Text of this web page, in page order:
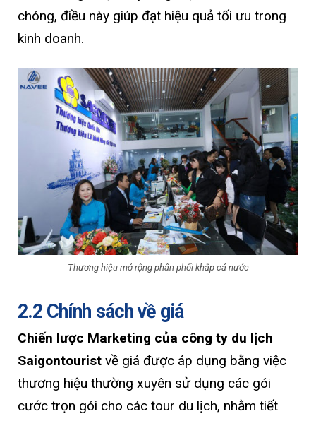
chóng, điều này giúp đạt hiệu quả tối ưu trong
kinh doanh.
Thương hiệu mở rộng phân phối khắp cả nước
2.2 Chính sách về giá
Chiến lược Marketing của công ty du lịch
Saigontourist về giá được áp dụng bằng việc
thương hiệu thường xuyên sử dụng các gói
cước trọn gói cho các tour du lịch, nhằm tiết